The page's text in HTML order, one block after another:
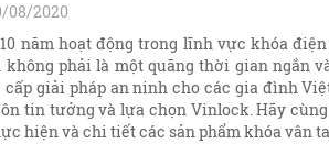
08/2020
năm hoạt động trong lĩnh vực khóa
không phải là một quãng thời gian ngắn
cấp giải pháp an ninh cho các gia đình
tin tưởng và lựa chọn Vinlock. Hãy
hiện và chi tiết các sản phẩm khóa vân